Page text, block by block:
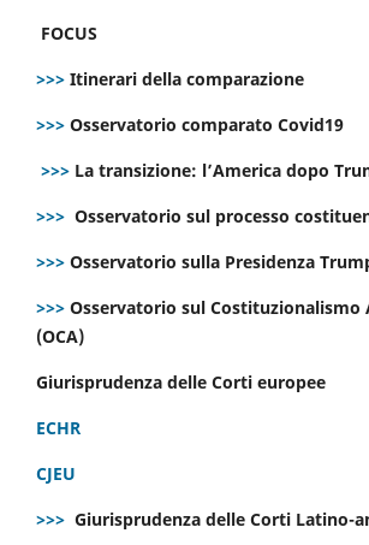
FOCUS
>>> Itinerari della comparazione
>>> Osservatorio comparato Covid19
>>> La transizione: l’America dopo
>>> Osservatorio sul processo
>>> Osservatorio sulla Presidenza
>>> Osservatorio sul Costituzionalismo
(OCA)
Giurisprudenza delle Corti europee
ECHR
CJEU
>>> Giurisprudenza delle Corti Latino-